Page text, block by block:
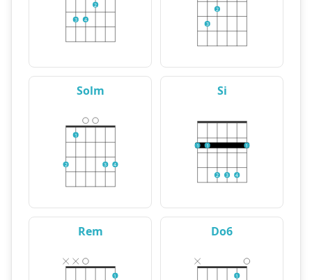
3 4
2
3
2
Solm
2
1
3 4
Si
1 1
2 3 4
1
Rem
1
Do6
1